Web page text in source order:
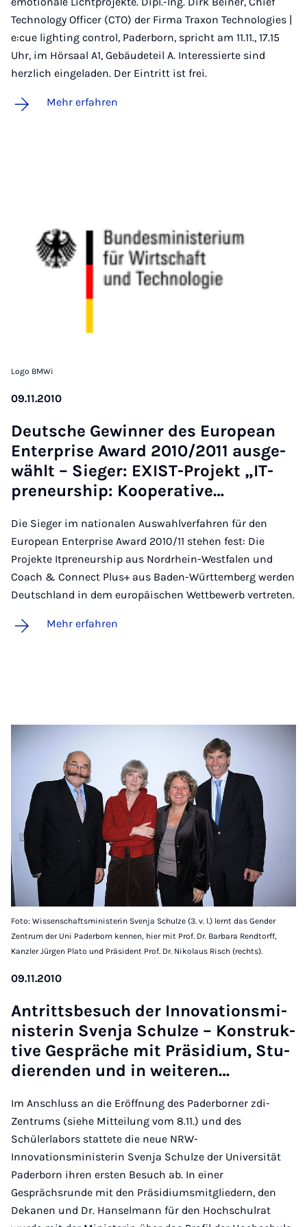
Technology Officer (CTO) der Firma Traxon Technologies |
e:cue lighting control, Paderborn, spricht am 11.11., 17.15
Uhr, im Hörsaal A1, Gebäudeteil A. Interessierte sind
herzlich eingeladen. Der Eintritt ist frei.
Mehr erfahren
Logo BMWi
09.11.2010
Deut­sche Ge­win­ner des Eu­ro­pean
En­ter­pri­se Award 2010/2011 aus­ge­
wählt – Sie­ger: EXIST-Pro­jekt „IT­
pre­neur­ship: Ko­ope­ra­ti­ve…
Die Sieger im nationalen Auswahlverfahren für den
European Enterprise Award 2010/11 stehen fest: Die
Projekte Itpreneurship aus Nordrhein-Westfalen und
Coach & Connect Plus+ aus Baden-Württemberg werden
Deutschland in dem europäischen Wettbewerb vertreten.
Mehr erfahren
Foto: Wissenschaftsministerin Svenja Schulze (3. v. l.) lernt das Gender
Zentrum der Uni Paderborn kennen, hier mit Prof. Dr. Barbara Rendtorff,
Kanzler Jürgen Plato und Präsident Prof. Dr. Nikolaus Risch (rechts).
09.11.2010
An­tritts­be­such der In­no­va­ti­ons­mi­
nis­te­rin Sven­ja Schul­ze – Kon­struk­
ti­ve Ge­sprä­che mit Prä­si­di­um, Stu­
die­ren­den und in wei­te­ren…
Im Anschluss an die Eröffnung des Paderborner zdi-
Zentrums (siehe Mitteilung vom 8.11.) und des
Schülerlabors stattete die neue NRW-
Innovationsministerin Svenja Schulze der Universität
Paderborn ihren ersten Besuch ab. In einer
Gesprächsrunde mit den Präsidiumsmitgliedern, den
Dekanen und Dr. Hanselmann für den Hochschulrat